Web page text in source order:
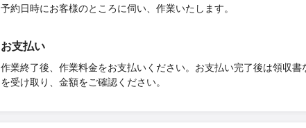
予約日時にお客様のところに伺い、作業いたします。
お支払い
作業終了後、作業料金をお支払いください。お支払い完了後は領収書
を受け取り、金額をご確認ください。